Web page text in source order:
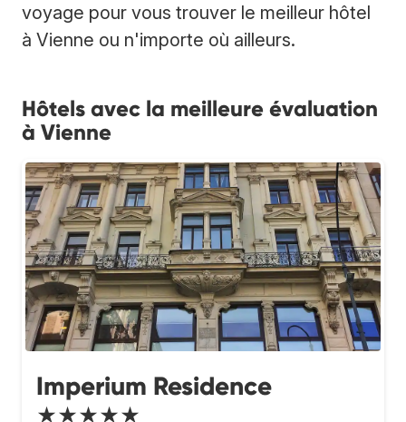
voyage pour vous trouver le meilleur hôtel
à Vienne ou n'importe où ailleurs.
Hôtels avec la meilleure évaluation
à Vienne
Imperium Residence
★★★★★